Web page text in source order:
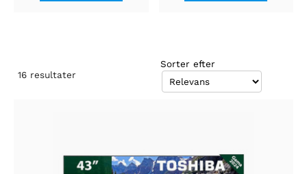
16 resultater
Sorter efter